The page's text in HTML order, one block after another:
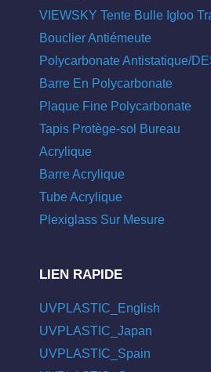
VIEWSKY Tente Bulle Igloo
Bouclier Antiémeute
Polycarbonate Antistatique/
Barre En Polycarbonate
Plaque Fine Polycarbonate
Tapis Protège-sol Bureau
Acrylique
Barre Acrylique
Tube Acrylique
Plexiglass Sur Mesure
LIEN RAPIDE
UVPLASTIC_English
UVPLASTIC_Japan
UVPLASTIC_Spain